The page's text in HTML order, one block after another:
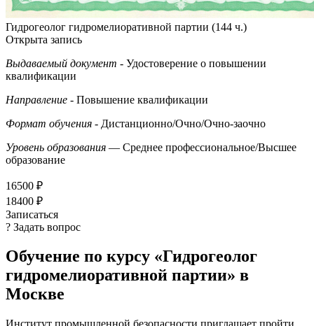
Гидрогеолог гидромелиоративной партии (144 ч.)
Открыта запись
Выдаваемый документ - Удостоверение о повышении
квалификации
Направление - Повышение квалификации
Формат обучения - Дистанционно/Очно/Очно-заочно
Уровень образования — Среднее профессиональное/Высшее
образование
16500 ₽
18400 ₽
Записаться
? Задать вопрос
Обучение по курсу «Гидрогеолог
гидромелиоративной партии» в
Москве